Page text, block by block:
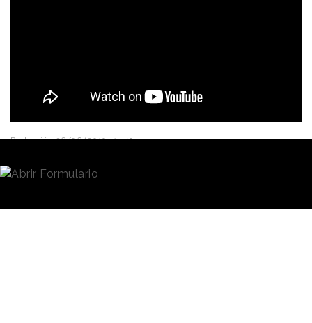
Redacción 26/06/2019 · 13:49
“Ganas”, su nueva